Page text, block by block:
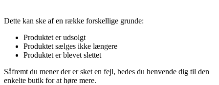
Dette kan ske af en række forskellige grunde:
Produktet er udsolgt
Produktet sælges ikke længere
Produktet er blevet slettet
Såfremt du mener der er sket en fejl, bedes du henvende dig til den
enkelte butik for at høre mere.